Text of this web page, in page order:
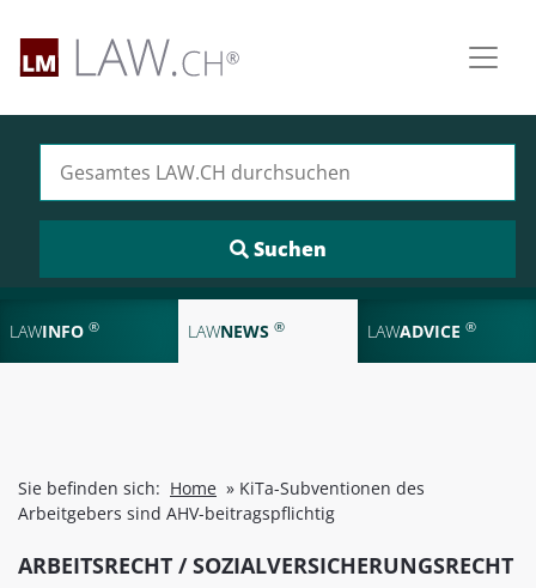
LAWINFO ® LAWNEWS ® LAWADVICE ®
Sie befinden sich: Home » KiTa-Subventionen des
Arbeitgebers sind AHV-beitragspflichtig
ARBEITSRECHT / SOZIALVERSICHERUNGSRECHT